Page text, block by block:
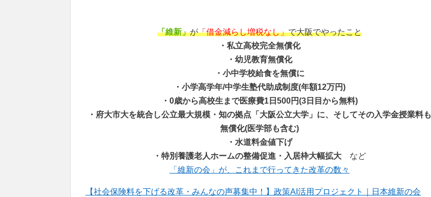
「維新」が「借金減らし増税なし」で大阪でやったこと
・私立高校完全無償化
・幼児教育無償化
・小中学校給食を無償に
・小学高学年/中学生塾代助成制度(年額12万円)
・0歳から高校生まで医療費1日500円(3日目から無料)
・府大市大を統合し公立最大規模・知の拠点「大阪公立大学」に、そしてその入学金授業料も
無償化(医学部も含む)
・水道料金値下げ
・特別養護老人ホームの整備促進・入居枠大幅拡大 など
「維新の会」が、これまで行ってきた改革の数々
【社会保険料を下げる改革・みんなの声募集中！】政策AI活用プロジェクト｜日本維新の会